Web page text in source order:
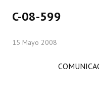
Comisiones Permanentes
Comisiones Especiales
C-08-599
15 Mayo 2008